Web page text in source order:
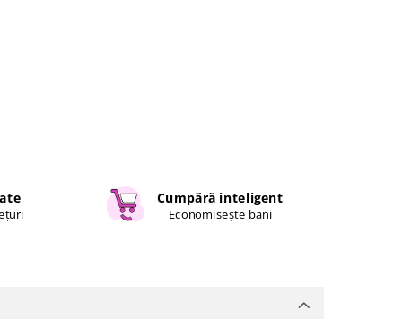
Cumpără inteligent
Economisește bani